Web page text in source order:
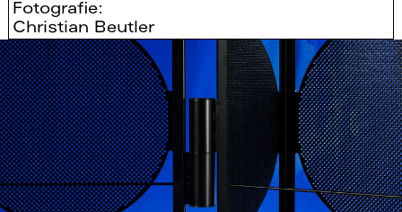
Fotografie:
Christian Beutler